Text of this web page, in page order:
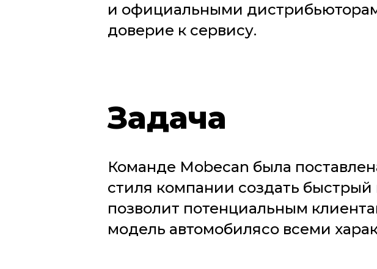
и официальными
доверие к сервису.
Задача
Команде Mobecan была
стиля компании создать
позволит потенциальным
модель автомобилясо всеми